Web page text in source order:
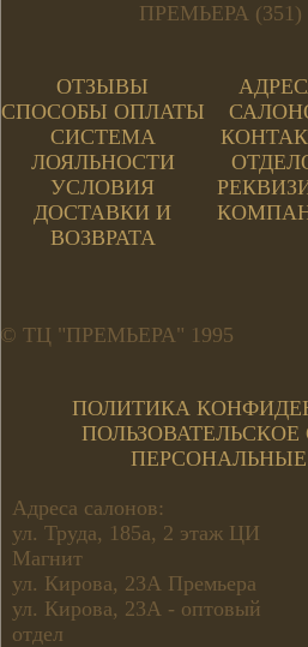
ПРЕМЬЕРА (351)
ОТЗЫВЫ
СПОСОБЫ ОПЛАТЫ
СИСТЕМА
ЛОЯЛЬНОСТИ
УСЛОВИЯ
ДОСТАВКИ И
ВОЗВРАТА
© ТЦ "ПРЕМЬЕРА" 1995
ПОЛИТИКА
Адреса салонов:
ул. Труда, 185а, 2 этаж ЦИ
Магнит
ул. Кирова, 23А Премьера
ул. Кирова, 23А - оптовый
отдел